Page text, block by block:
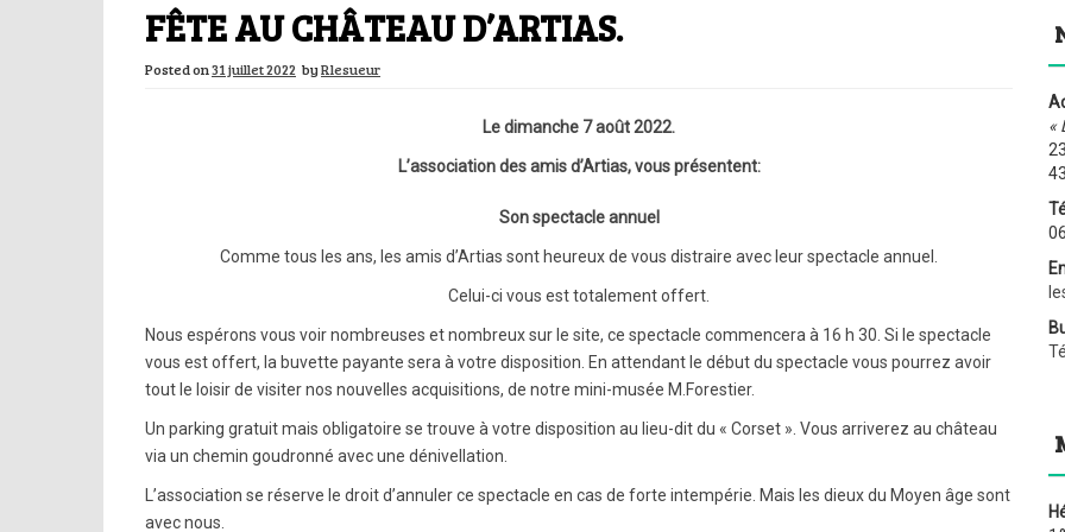
FÊTE AU CHÂTEAU D’ARTIAS.
Posted on31 juillet 2022 byRlesueur
Le dimanche 7 août 2022.
L’association des amis d’Artias, vous présentent:
Son spectacle annuel
Comme tous les ans, les amis d’Artias sont heureux de vous distraire avec leur spectacle annuel.
Celui-ci vous est totalement offert.
Nous espérons vous voir nombreuses et nombreux sur le site, ce spectacle commencera à 16 h 30. Si le spectacle
vous est offert, la buvette payante sera à votre disposition. En attendant le début du spectacle vous pourrez avoir
tout le loisir de visiter nos nouvelles acquisitions, de notre mini-musée M.Forestier.
Un parking gratuit mais obligatoire se trouve à votre disposition au lieu-dit du « Corset ». Vous arriverez au château
via un chemin goudronné avec une dénivellation.
L’association se réserve le droit d’annuler ce spectacle en cas de forte intempérie. Mais les dieux du Moyen âge sont
avec nous.
«